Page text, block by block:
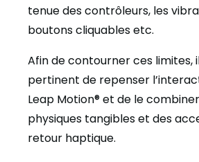
tenue des contrôleurs, les
boutons cliquables etc.
Afin de contourner ces limites,
pertinent de repenser
Leap Motion® et de le
physiques tangibles et des
retour haptique.